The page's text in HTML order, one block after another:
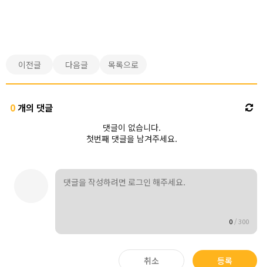
이전글 다음글 목록으로
0개의 댓글
댓글이 없습니다.
첫번째 댓글을 남겨주세요.
0/300
취소 등록